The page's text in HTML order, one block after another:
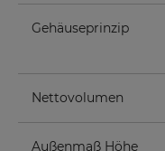
Gehäuseprinzip
Nettovolumen
Außenmaß Höhe